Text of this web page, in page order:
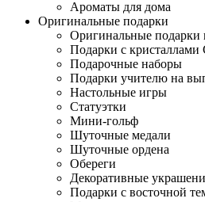
Ароматы для дома
Оригинальные подарки
Оригинальные
Подарки с кристаллами
Подарочные наборы
Подарки учителю на
Настольные игры
Статуэтки
Мини-гольф
Шуточные медали
Шуточные ордена
Обереги
Декоративные
Подарки с восточной